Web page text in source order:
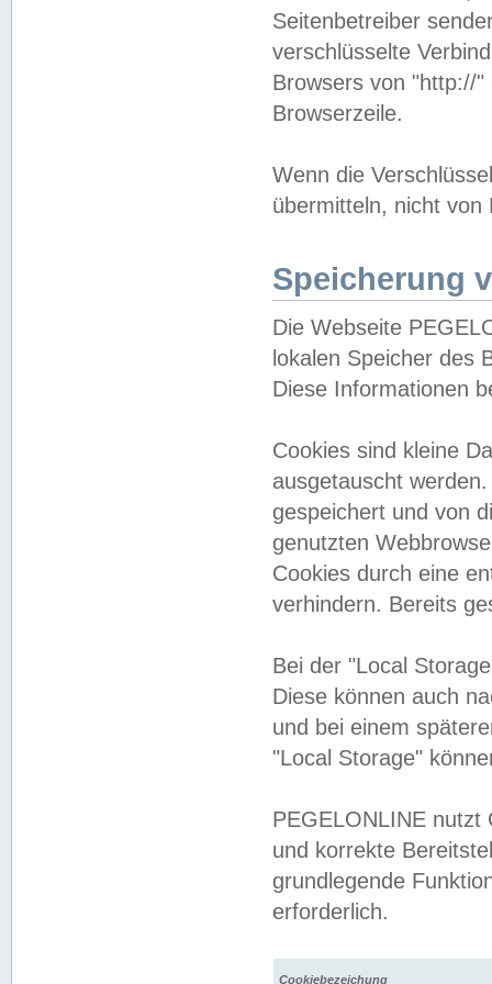
Seitenbetreiber
verschlüsselte
Browsers von "http://
Browserzeile.
Wenn die
übermitteln, nicht von
Speicherung
Die Webseite
lokalen Speicher des
Diese Informationen
Cookies sind kleine
ausgetauscht
gespeichert und von
genutzten
Cookies durch eine
verhindern. Bereits
Bei der "Local
Diese können auch
und bei einem
"Local Storage"
PEGELONLINE nutzt
und korrekte
grundlegende
erforderlich.
Cookiebezeichung